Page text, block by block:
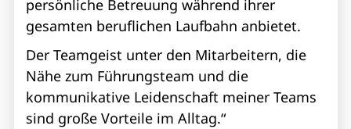
persönliche Betreuung während ihrer
gesamten beruflichen Laufbahn anbietet.
Der Teamgeist unter den Mitarbeitern, die
Nähe zum Führungsteam und die
kommunikative Leidenschaft meiner Teams
sind große Vorteile im Alltag.“